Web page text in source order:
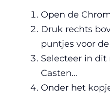
Open de
Druk rechts
puntjes voor
Selecteer in
Casten…
Onder het